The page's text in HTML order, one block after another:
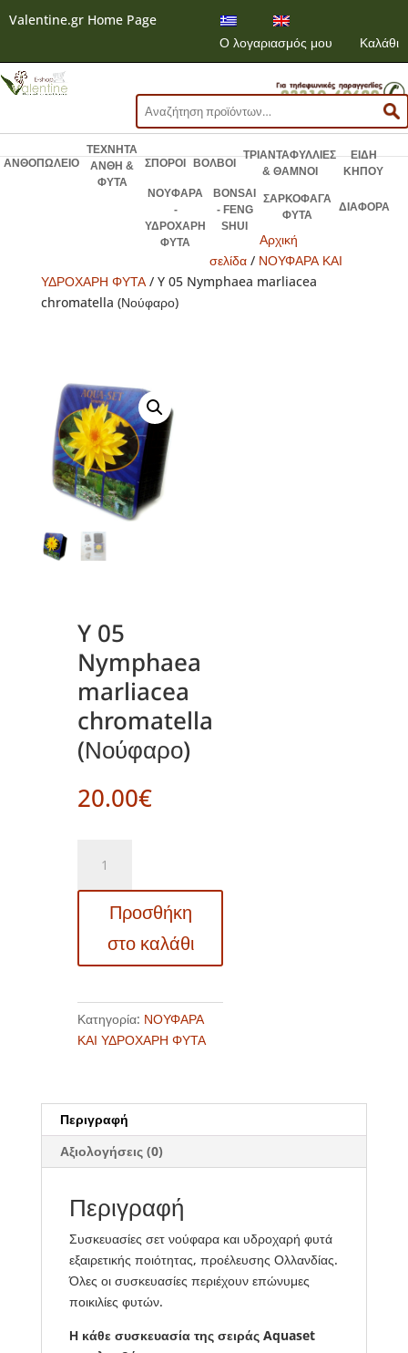
Valentine.gr Home Page
Ο λογαριασμός μου
Καλάθι
Αναζήτηση
για:
ΑΝΘΟΠΩΛΕΙΟ
ΤΕΧΝΗΤΑ
ΑΝΘΗ &
ΦΥΤΑ
ΣΠΟΡΟΙ ΒΟΛΒΟΙ
ΤΡΙΑΝΤΑΦΥΛΛΙΕΣ
& ΘΑΜΝΟΙ
ΕΙΔΗ
ΚΗΠΟΥ
ΝΟΥΦΑΡΑ
-
ΥΔΡΟΧΑΡΗ
ΦΥΤΑ
BONSAI
- FENG
SHUI
ΣΑΡΚΟΦΑΓΑ
ΦΥΤΑ
ΔΙΑΦΟΡΑ
Αρχική
σελίδα / ΝΟΥΦΑΡΑ ΚΑΙ
ΥΔΡΟΧΑΡΗ ΦΥΤΑ/ Y 05 Nymphaea marliacea
chromatella (Νούφαρο)
Y 05
Nymphaea
marliacea
chromatella
(Νούφαρο)
20.00€
Nymphaea
marliacea
(Νούφαρο)
Προσθήκη
στο καλάθι
Κατηγορία: ΝΟΥΦΑΡΑ
ΚΑΙ ΥΔΡΟΧΑΡΗ ΦΥΤΑ
Περιγραφή
Αξιολογήσεις (0)
Περιγραφή
Συσκευασίες σετ νούφαρα και υδροχαρή φυτά
εξαιρετικής ποιότητας, προέλευσης Ολλανδίας.
Όλες οι συσκευασίες περιέχουν επώνυμες
ποικιλίες φυτών.
Η κάθε συσκευασία της σειράς Aquaset